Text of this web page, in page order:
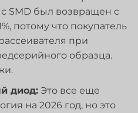
SMD был возвращен с
потому что покупатель
при
образца.
диод: Это все еще
на 2026 год, но это